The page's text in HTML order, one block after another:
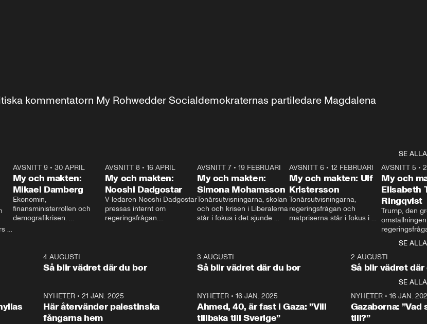
kommentatorn My Rohwedder Socialdemokraternas partiledare Magdalena
SE ALLA
AVSNITT 9• 30 APRIL
My och makten:
Mikael Damberg
Ekonomin,
finansministerrollen och
demografikrisen.
och Makten.
AVSNITT 8• 16 APRIL
My och makten:
Nooshi Dadgostar
V-ledaren Nooshi Dadgostar
pressas internt om
regeringsfrågan.
– Vi ställer upp i val. Ska vi
vara med så sitter vi förstås
24:30
AVSNITT 7• 19 FEBRUARI
My och makten:
Simona Mohamsson
Tonårsutvisningarna, skolan
och och krisen i Liberalerna
står i fokus i det sjunde
kommentator My
Rohwedder ställer
utbildnings- och
Mohamsson till svars.
27:30
AVSNITT 6 •12 FEBRUARI
My och makten: Ulf
Kristersson
Tonårsutvisningarna,
regeringsfrågan och
matpriserna står i fokus i
Rohwedder ställer
statsminister Ulf Kristersson
AVSNITT 5 •
My och
Elisabeth
Ringqvist
Trump, den
centrum i
avsnittet av
Makten”. Se
Aftonbladets
Rohwedder
Thand Ring
SE ALLA
1:064 AUGUSTI
Så blir vädret där du bor
3 AUGUSTI
Så blir vädret där du bor
2 AUGUSTI
Så blir vädret där
SE ALLA
NYHETER •21 JAN. 2025
Här återvänder palestinska
fångarna hem
NYHETER• 16 JAN. 2025
Ahmed, 40, är fast i Gaza: ”Vill
tillbaka till Sverige”
NYHETER• 16 JAN.
Gazaborna:
till?”